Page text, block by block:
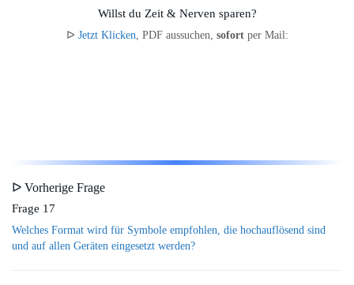
Willst du Zeit & Nerven sparen?
ᐅ Jetzt Klicken , PDF aussuchen, sofortper Mail:
ᐅ Vorherige Frage
Frage 17
Welches Format wird für Symbole empfohlen, die hochauflösend sind
und auf allen Geräten eingesetzt werden?